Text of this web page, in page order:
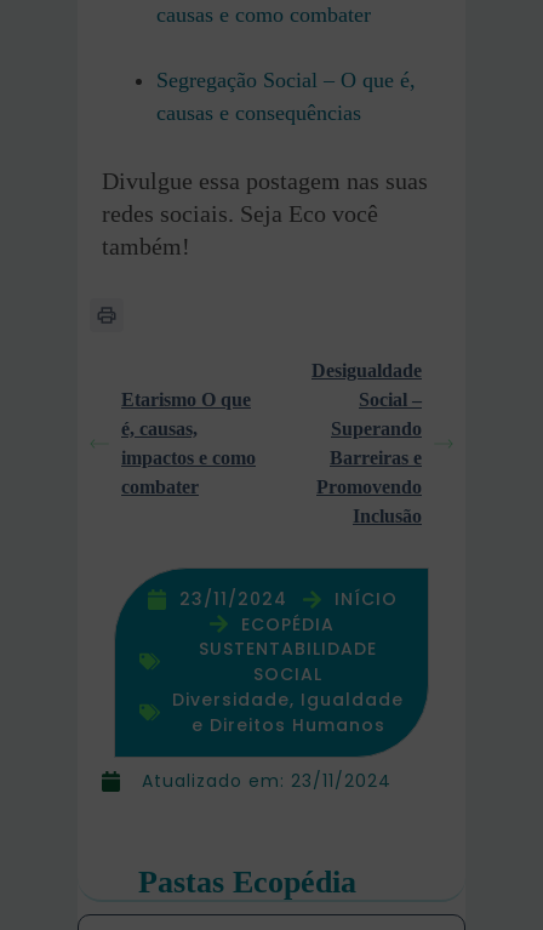
Atualizado em: 23/11/2024
causas e como combater
Segregação Social – O que é,
causas e consequências
Divulgue essa postagem nas suas
redes sociais. Seja Eco você
também!
Etarismo O que
é, causas,
impactos e como
combater
Desigualdade
Social –
Superando
Barreiras e
Promovendo
Inclusão
23/11/2024
INÍCIO
ECOPÉDIA
SUSTENTABILIDADE
SOCIAL
Diversidade, Igualdade
e Direitos Humanos
Pastas Ecopédia